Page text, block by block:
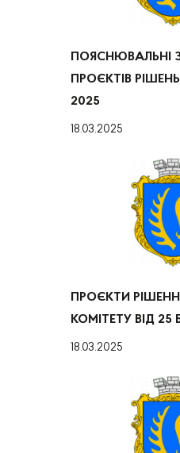
ПОЯСНЮВАЛЬНІ
ПРОЄКТІВ
2025
18.03.2025
ПРОЄКТИ
КОМІТЕТУ ВІД 25
18.03.2025